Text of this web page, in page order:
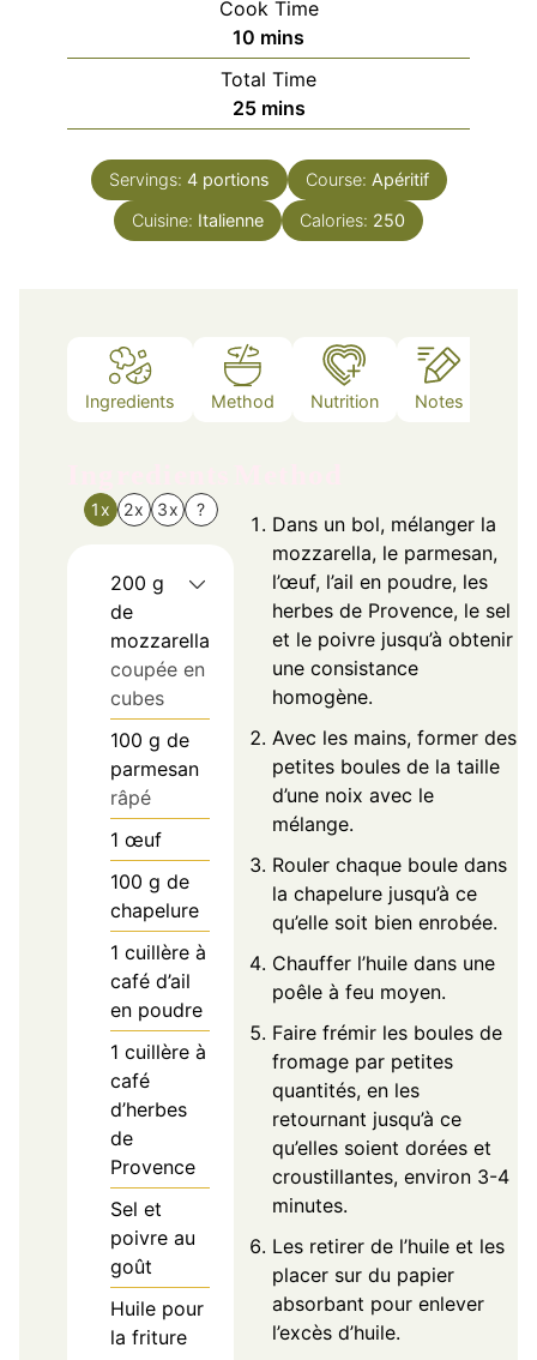
Cook Time
10 minutes
mins
Total Time
25minutes
mins
Servings: 4 portions Course: Apéritif
Cuisine: Italienne Calories: 250
Ingredients Method Nutrition Notes
1x 2x 3x ?
200 g
de
mozzarella
coupée en
cubes
100 g de
parmesan
râpé
1 œuf
100 g de
chapelure
1 cuillère à
café d’ail
en poudre
1 cuillère à
café
d’herbes
de
Provence
Sel et
poivre au
goût
Huile pour
la friture
Dans un bol, mélanger la
mozzarella, le parmesan,
l’œuf, l’ail en poudre, les
herbes de Provence, le sel
et le poivre jusqu’à obtenir
une consistance
homogène.
Avec les mains, former des
petites boules de la taille
d’une noix avec le
mélange.
Rouler chaque boule dans
la chapelure jusqu’à ce
qu’elle soit bien enrobée.
Chauffer l’huile dans une
poêle à feu moyen.
Faire frémir les boules de
fromage par petites
quantités, en les
retournant jusqu’à ce
qu’elles soient dorées et
croustillantes, environ 3-4
minutes.
Les retirer de l’huile et les
placer sur du papier
absorbant pour enlever
l’excès d’huile.